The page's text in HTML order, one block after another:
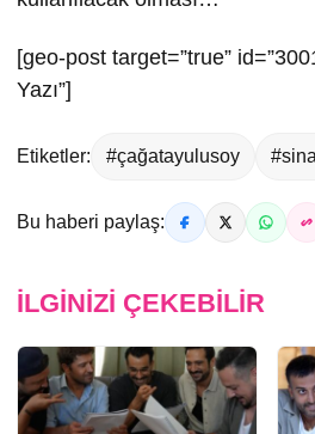
[geo-post target=”true”
Yazı”]
Etiketler: #çağatayulusoy
Bu haberi paylaş:
İLGINIZI ÇEKEBILIR